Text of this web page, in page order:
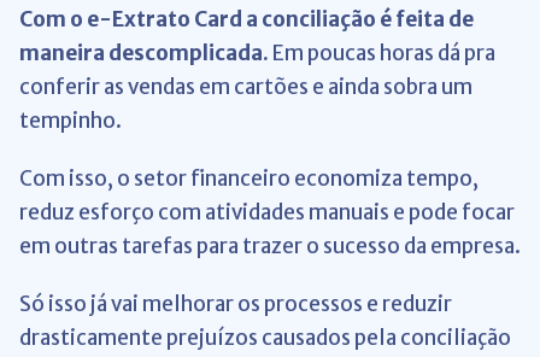
Com o e-Extrato Card a conciliação é feita de
maneira descomplicada. Em poucas horas dá pra
conferir as vendas em cartões e ainda sobra um
tempinho.
Com isso, o setor financeiro economiza tempo,
reduz esforço com atividades manuais e pode focar
em outras tarefas para trazer o sucesso da empresa.
Só isso já vai melhorar os processos e reduzir
drasticamente prejuízos causados pela conciliação